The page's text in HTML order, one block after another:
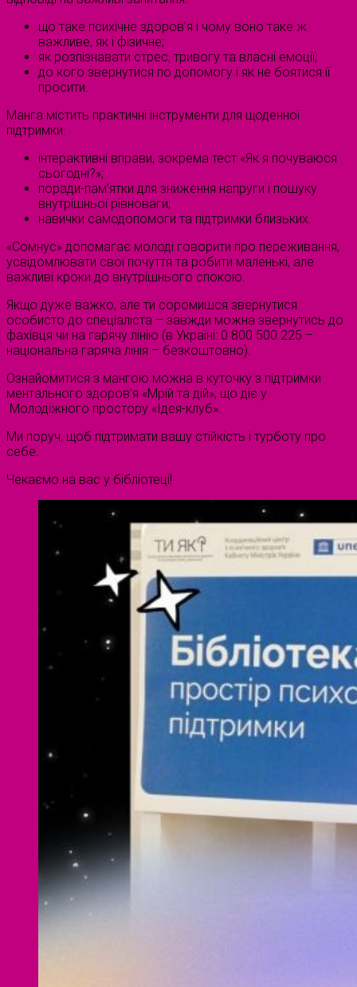
що таке психічне здоров’я і чому воно таке ж
важливе, як і фізичне;
як розпізнавати стрес, тривогу та власні емоції;
до кого звернутися по допомогу і як не боятися її
просити.
Манга містить практичні інструменти для щоденної
підтримки:
інтерактивні вправи, зокрема тест «Як я почуваюся
сьогодні?»;
поради-пам’ятки для зниження напруги і пошуку
внутрішньої рівноваги;
навички самодопомоги та підтримки близьких.
«Сомнус» допомагає молоді говорити про переживання,
усвідомлювати свої почуття та робити маленькі, але
важливі кроки до внутрішнього спокою.
Якщо дуже важко, але ти соромишся звернутися
особисто до спеціаліста – завжди можна звернутись до
фахівця чи на гарячу лінію (в Україні: 0 800 500 225 –
національна гаряча лінія – безкоштовно).
Ознайомитися з мангою можна в куточку з підтримки
ментального здоров’я «Мрій та дій», що діє у
Молодіжного простору «Ідея-клуб».
Ми поруч, щоб підтримати вашу стійкість і турботу про
себе.
Чекаємо на вас у бібліотеці!